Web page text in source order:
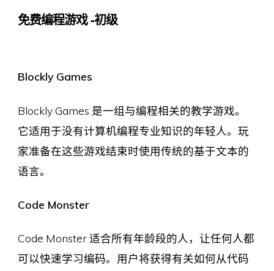
免费编程游戏 -初级
Blockly Games
Blockly Games 是一组与编程相关的教学游戏。
它适用于没有计算机编程专业知识的年轻人。玩
家准备在这些游戏结束时使用传统的基于文本的
语言。
Code Monster
Code Monster 适合所有年龄段的人，让任何人都
可以快速学习编码。用户将获得有关如何从代码